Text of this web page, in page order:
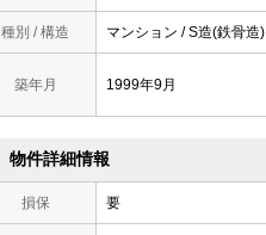
種別 / 構造 マンション / S造(鉄骨造)
築年月 1999年9月
物件詳細情報
損保 要